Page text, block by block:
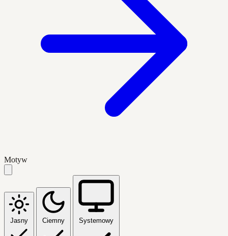
Motyw
Jasny Ciemny Systemowy